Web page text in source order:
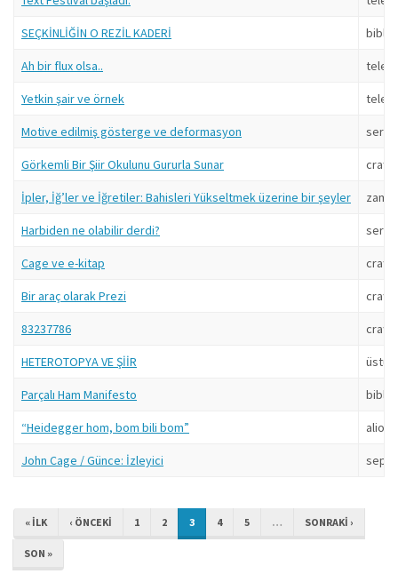
SEÇKİNLİĞİN O REZİL KADERİ
Ah bir flux olsa..
Yetkin şair ve örnek
Motive edilmiş gösterge ve deformasyon
Görkemli Bir Şiir Okulunu Gururla Sunar craft
İpler, İğ’ler ve İğretiler: Bahisleri Yükseltmek üzerine bir şeyler
Harbiden ne olabilir derdi?
Cage ve e-kitap craft
Bir araç olarak Prezi craft
83237786 craft
HETEROTOPYA VE ŞİİR
Parçalı Ham Manifesto
“Heidegger hom, bom bili bom”
John Cage / Günce: İzleyici sepp
« ILK ‹ ÖNCEKI 1 2 3 4 5 … SONRAKI ›
SON »